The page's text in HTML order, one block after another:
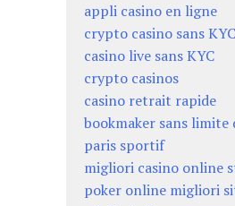
appli casino en ligne
crypto casino sans KYC
casino live sans KYC
crypto casinos
casino retrait rapide
bookmaker sans limite
paris sportif
migliori casino online
poker online migliori